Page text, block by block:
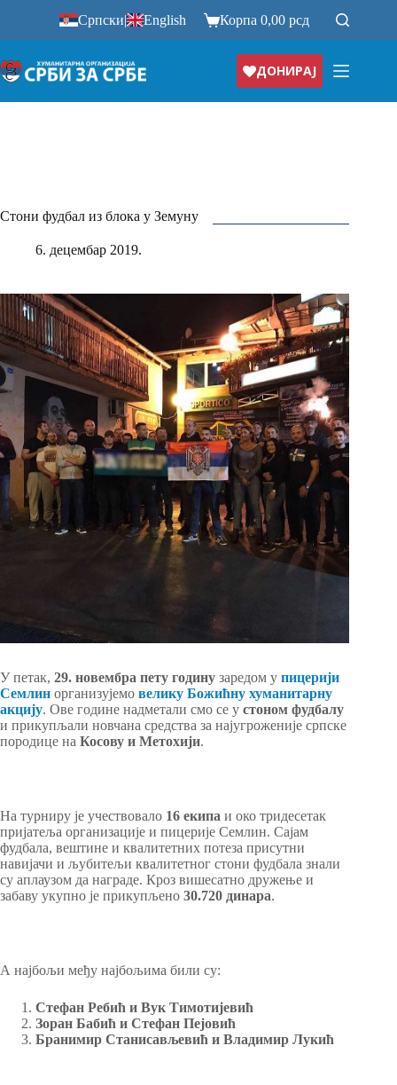
Српски| English Корпа0,00рсд
ДОНИРАЈ
Стони фудбал из блока у Земуну
6. децембар 2019.
У петак, 29. новембра пету годину заредом у пицерији
Семлин организујемо велику Божићну хуманитарну
акцију. Ове године надметали смо се у стоном фудбалу
и прикупљали новчана средства за најугроженије српске
породице на Косову и Метохији.
На турниру је учествовало 16 екипа и око тридесетак
пријатеља организације и пицерије Семлин. Сајам
фудбала, вештине и квалитетних потеза присутни
навијачи и љубитељи квалитетног стони фудбала знали
су аплаузом да награде. Кроз вишесатно дружење и
забаву укупно је прикупљено 30.720 динара.
А најбољи међу најбољима били су:
Стефан Ребић и Вук Тимотијевић
Зоран Бабић и Стефан Пејовић
Бранимир Станисављевић и Владимир Лукић